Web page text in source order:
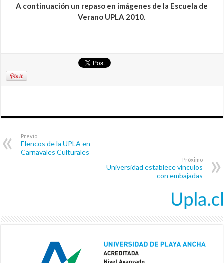
A continuación un repaso en imágenes de la Escuela de
Verano UPLA 2010.
Previo
Elencos de la UPLA en
Carnavales Culturales
Próximo
Universidad establece vínculos
con embajadas